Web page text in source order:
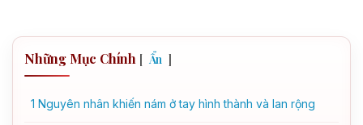
Những Mục Chính [ Ẩn ]
1 Nguyên nhân khiến nám ở tay hình thành và lan rộng